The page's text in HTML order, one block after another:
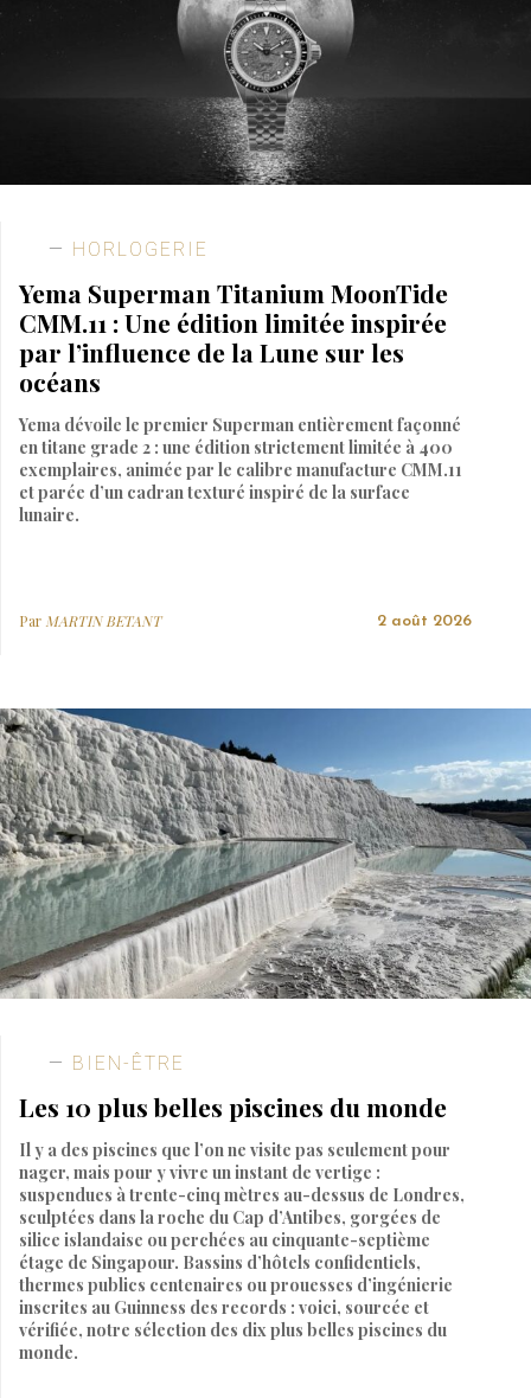
HORLOGERIE
Yema Superman Titanium MoonTide
CMM.11 : Une édition limitée inspirée
par l’influence de la Lune sur les
océans
Yema dévoile le premier Superman entièrement façonné
en titane grade 2 : une édition strictement limitée à 400
exemplaires, animée par le calibre manufacture CMM.11
et parée d’un cadran texturé inspiré de la surface
lunaire.
ParMARTIN BETANT 2 août 2026
BIEN-ÊTRE
Les 10 plus belles piscines du monde
Il y a des piscines que l’on ne visite pas seulement pour
nager, mais pour y vivre un instant de vertige :
suspendues à trente-cinq mètres au-dessus de Londres,
sculptées dans la roche du Cap d’Antibes, gorgées de
silice islandaise ou perchées au cinquante-septième
étage de Singapour. Bassins d’hôtels confidentiels,
thermes publics centenaires ou prouesses d’ingénierie
inscrites au Guinness des records : voici, sourcée et
vérifiée, notre sélection des dix plus belles piscines du
monde.